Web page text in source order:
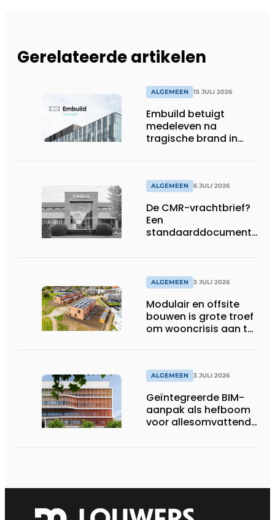
Gerelateerde artikelen
ALGEMEEN 15 JULI 2026
Embuild betuigt
medeleven na
tragische brand in
ALGEMEEN 6 JULI 2026
De CMR-vrachtbrief?
Een
standaarddocument
ALGEMEEN 3 JULI 2026
Modulair en offsite
bouwen is grote troef
om wooncrisis aan te
ALGEMEEN 3 JULI 2026
Geïntegreerde BIM-
aanpak als hefboom
voor allesomvattende